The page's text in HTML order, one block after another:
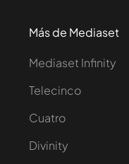
Más de Mediaset
Mediaset Infinity
Telecinco
Cuatro
Divinity